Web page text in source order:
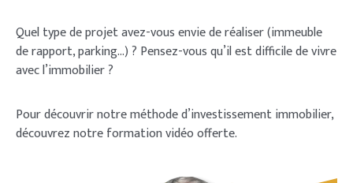
Quel type de projet avez-vous envie de réaliser (immeuble
de rapport, parking…) ? Pensez-vous qu’il est difficile de vivre
avec l’immobilier ?
Pour découvrir notre méthode d’investissement immobilier,
découvrez notre formation vidéo offerte.